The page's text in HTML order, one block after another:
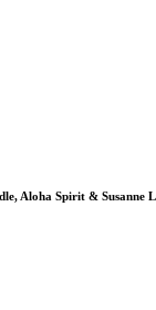
Aloha Spirit & Susanne